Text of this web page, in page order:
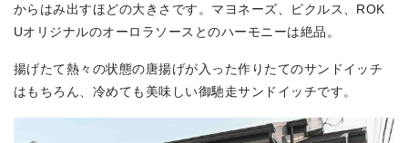
からはみ出すほどの大きさです。マヨネーズ、ピクルス、ROK
Uオリジナルのオーロラソースとのハーモニーは絶品。
揚げたて熱々の状態の唐揚げが入った作りたてのサンドイッチ
はもちろん、冷めても美味しい御馳走サンドイッチです。